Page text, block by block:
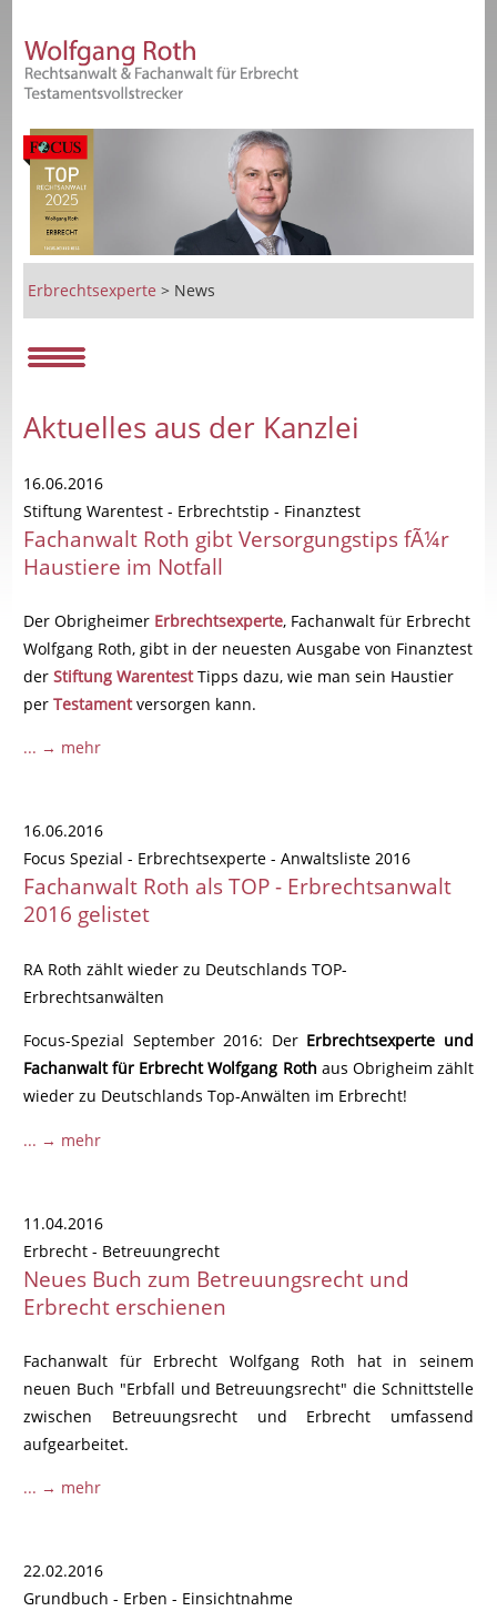
Erbrechtsexperte > News
Aktuelles aus der Kanzlei
16.06.2016
Stiftung Warentest - Erbrechtstip - Finanztest
Fachanwalt Roth gibt Versorgungstips fÃ¼r
Haustiere im Notfall
Der Obrigheimer Erbrechtsexperte, Fachanwalt für Erbrecht
Wolfgang Roth, gibt in der neuesten Ausgabe von Finanztest
derStiftung WarentestTipps dazu, wie man sein Haustier
perTestamentversorgen kann.
... → mehr
16.06.2016
Focus Spezial - Erbrechtsexperte - Anwaltsliste 2016
Fachanwalt Roth als TOP - Erbrechtsanwalt
2016 gelistet
RA Roth zählt wieder zu Deutschlands TOP-
Erbrechtsanwälten
Focus-Spezial September 2016: Der Erbrechtsexperte und
Fachanwalt für Erbrecht Wolfgang Roth aus Obrigheim zählt
wieder zu Deutschlands Top-Anwälten im Erbrecht!
... → mehr
11.04.2016
Erbrecht - Betreuungrecht
Neues Buch zum Betreuungsrecht und
Erbrecht erschienen
Fachanwalt für Erbrecht Wolfgang Roth hat in seinem
neuen Buch "Erbfall und Betreuungsrecht" die Schnittstelle
zwischen Betreuungsrecht und Erbrecht umfassend
aufgearbeitet.
... → mehr
22.02.2016
Grundbuch - Erben - Einsichtnahme